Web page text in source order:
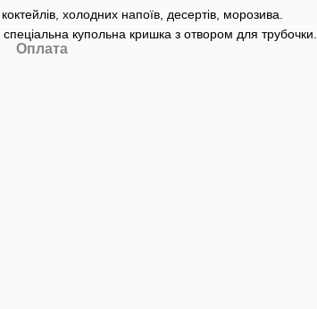
холодних напоїв, десертів, морозива.
спеціальна купольна кришка з отвором для трубочки.
Оплата